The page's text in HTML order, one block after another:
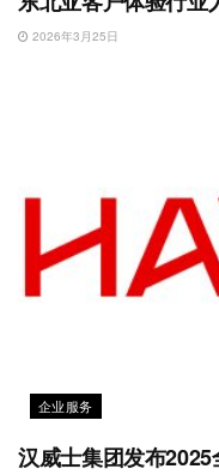
2026年3月25日
企业服务
汉威士集团发布